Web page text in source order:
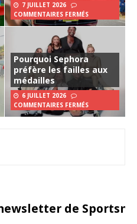
7 JUILLET 2026
COMMENTAIRES FERMÉS
Pourquoi Sephora
préfère les failles aux
médailles
6 JUILLET 2026
COMMENTAIRES FERMÉS
de